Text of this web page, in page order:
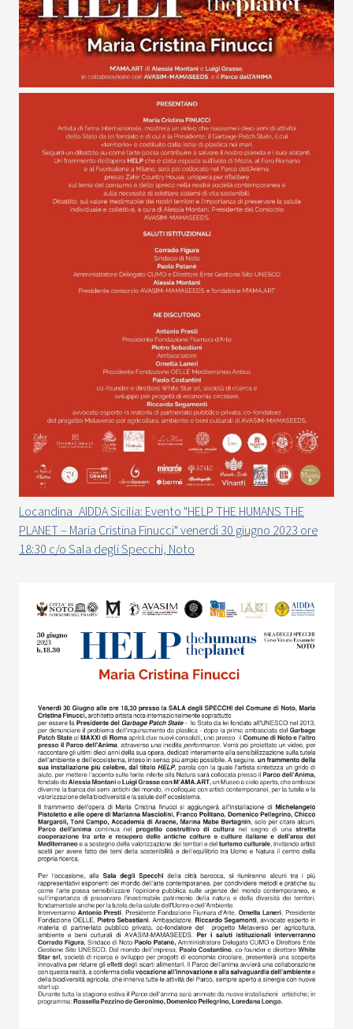
Locandina_AIDDA Sicilia: Evento "HELP THE HUMANS THE
PLANET – Maria Cristina Finucci" venerdì 30 giugno 2023 ore
18:30 c/o Sala degli Specchi, Noto